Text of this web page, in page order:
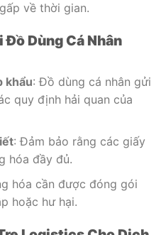
về thời gian.
Dùng Cá Nhân
khẩu: Đồ dùng cá nhân gửi
quy định hải quan của
: Đảm bảo rằng các giấy
hóa đầy đủ.
hóa cần được đóng gói
hoặc hư hại.